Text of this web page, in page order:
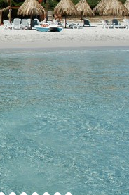
Offerte Last
+39 347 25